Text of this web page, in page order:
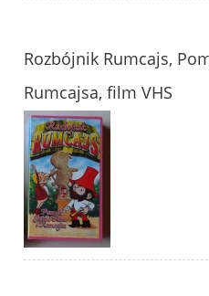
Rozbójnik Rumcajs,
Rumcajsa, film VHS